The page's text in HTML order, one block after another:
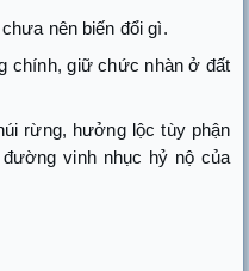
nên biến đổi gì.
chính, giữ chức nhàn ở đất
rừng, hưởng lộc tùy phận
vinh nhục hỷ nộ của